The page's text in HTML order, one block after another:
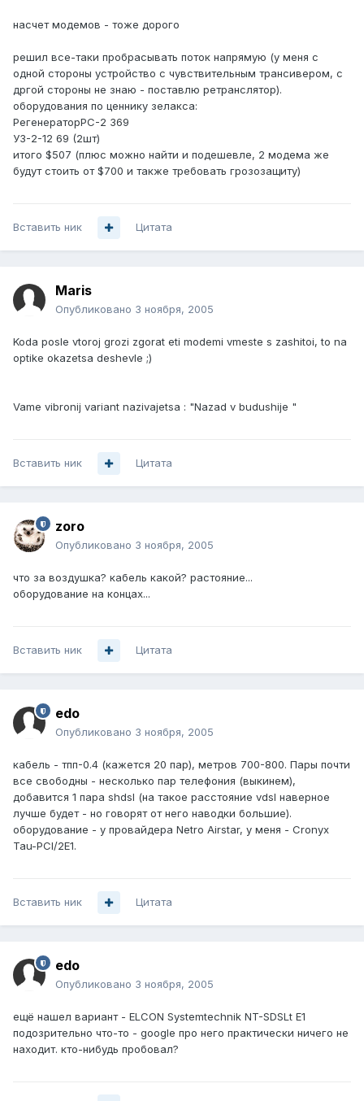
насчет модемов - тоже дорого
решил все-таки пробрасывать поток напрямую (у меня с
одной стороны устройство с чувствительным трансивером, с
дргой стороны не знаю - поставлю ретранслятор).
оборудования по ценнику зелакса:
РегенераторРС-2 369
УЗ-2-12 69 (2шт)
итого $507 (плюс можно найти и подешевле, 2 модема же
будут стоить от $700 и также требовать грозозащиту)
Вставить ник Цитата
Maris
Опубликовано 3 ноября, 2005
Koda posle vtoroj grozi zgorat eti modemi vmeste s zashitoi, to na
optike okazetsa deshevle ;)
Vame vibronij variant nazivajetsa : "Nazad v budushije "
Вставить ник Цитата
zoro
Опубликовано 3 ноября, 2005
что за воздушка? кабель какой? растояние...
оборудование на концах...
Вставить ник Цитата
edo
Опубликовано 3 ноября, 2005
кабель - тпп-0.4 (кажется 20 пар), метров 700-800. Пары почти
все свободны - несколько пар телефония (выкинем),
добавится 1 пара shdsl (на такое расстояние vdsl наверное
лучше будет - но говорят от него наводки большие).
оборудование - у провайдера Netro Airstar, у меня - Cronyx
Tau-PCI/2E1.
Вставить ник Цитата
edo
Опубликовано 3 ноября, 2005
ещё нашел вариант - ELCON Systemtechnik NT-SDSLt E1
подозрительно что-то - google про него практически ничего не
находит. кто-нибудь пробовал?